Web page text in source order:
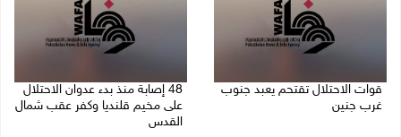
قوات الاحتلال تقتحم يعبد جنوب
غرب جنين
48 إصابة منذ بدء عدوان الاحتلال
على مخيم قلنديا وكفر عقب شمال
القدس